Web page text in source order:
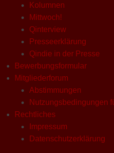
Kolumnen
Mittwoch!
Qinterview
Presseerklärung
Qindie in der Presse
Bewerbungsformular
Mitgliederforum
Abstimmungen
Nutzungsbedingungen
Rechtliches
Impressum
Datenschutzerklärung